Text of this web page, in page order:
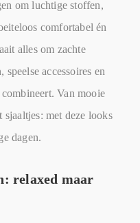
om luchtige stoffen,
comfortabel én
alles om zachte
accessoires en
Van mooie
sjaaltjes: met deze looks
dagen.
relaxed maar